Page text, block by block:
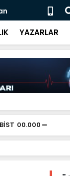
Karasu-Kocaali
4 Viyadük
YAZARLAR
BİST 00.000